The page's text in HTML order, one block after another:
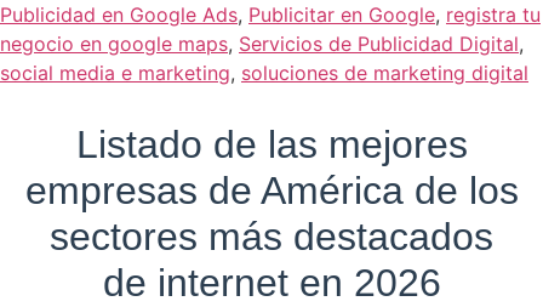
Publicidad en Google Ads, Publicitar en Google, registra tu
negocio en google maps, Servicios de Publicidad Digital,
social media e marketing, soluciones de marketing digital
Listado de las mejores
empresas de América de los
sectores más destacados
de internet en 2026